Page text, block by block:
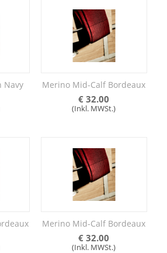
Navy Merino Mid-Calf Bordeaux
€ 32.00
(Inkl. MWSt.)
Merino Mid-Calf Bordeaux
€ 32.00
(Inkl. MWSt.)